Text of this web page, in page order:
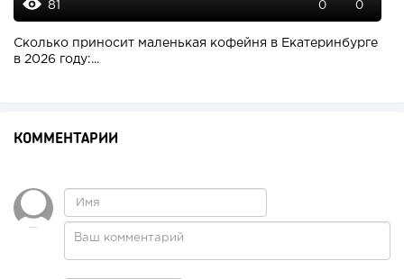
81 0 0
Сколько приносит маленькая кофейня в Екатеринбурге
в 2026 году:...
КОММЕНТАРИИ